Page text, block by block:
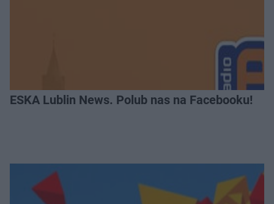
ESKA Lublin News. Polub nas na Facebooku!